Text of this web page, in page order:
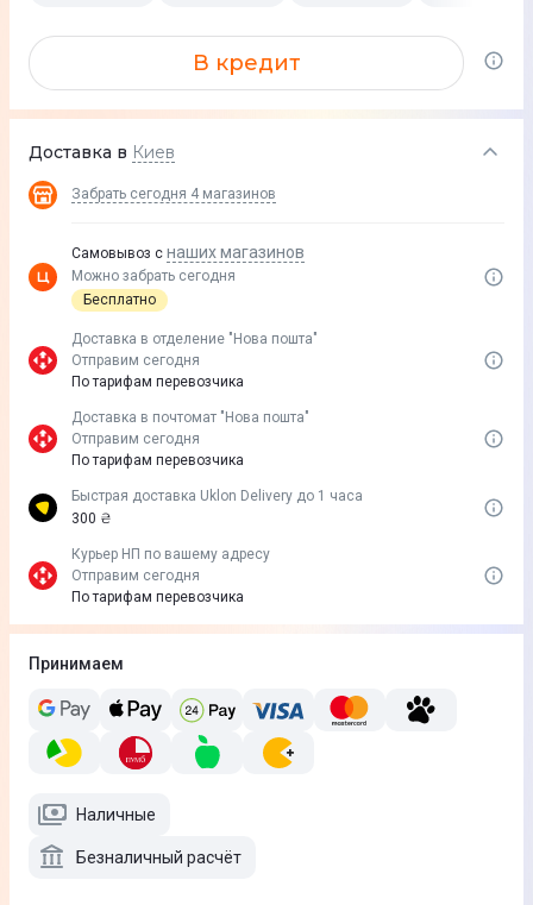
В кредит
Доставка в Киев
Забрать сегодня 4 магазинов
Самовывоз с наших магазинов
Можно забрать сегодня
Бесплатно
Доставка в отделение "Нова пошта"
Отправим сегодня
По тарифам перевозчика
Доставка в почтомат "Нова пошта"
Отправим сегодня
По тарифам перевозчика
Быстрая доставка Uklon Delivery до 1 часа
300 ₴
Курьер НП по вашему адресу
Отправим сегодня
По тарифам перевозчика
Принимаем
Наличные
Безналичный расчёт